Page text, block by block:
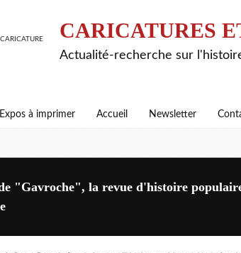
CARICATURES
Actualité-recherche sur
Expos à imprimer Accueil Newsletter
"Gavroche", la revue d'histoire